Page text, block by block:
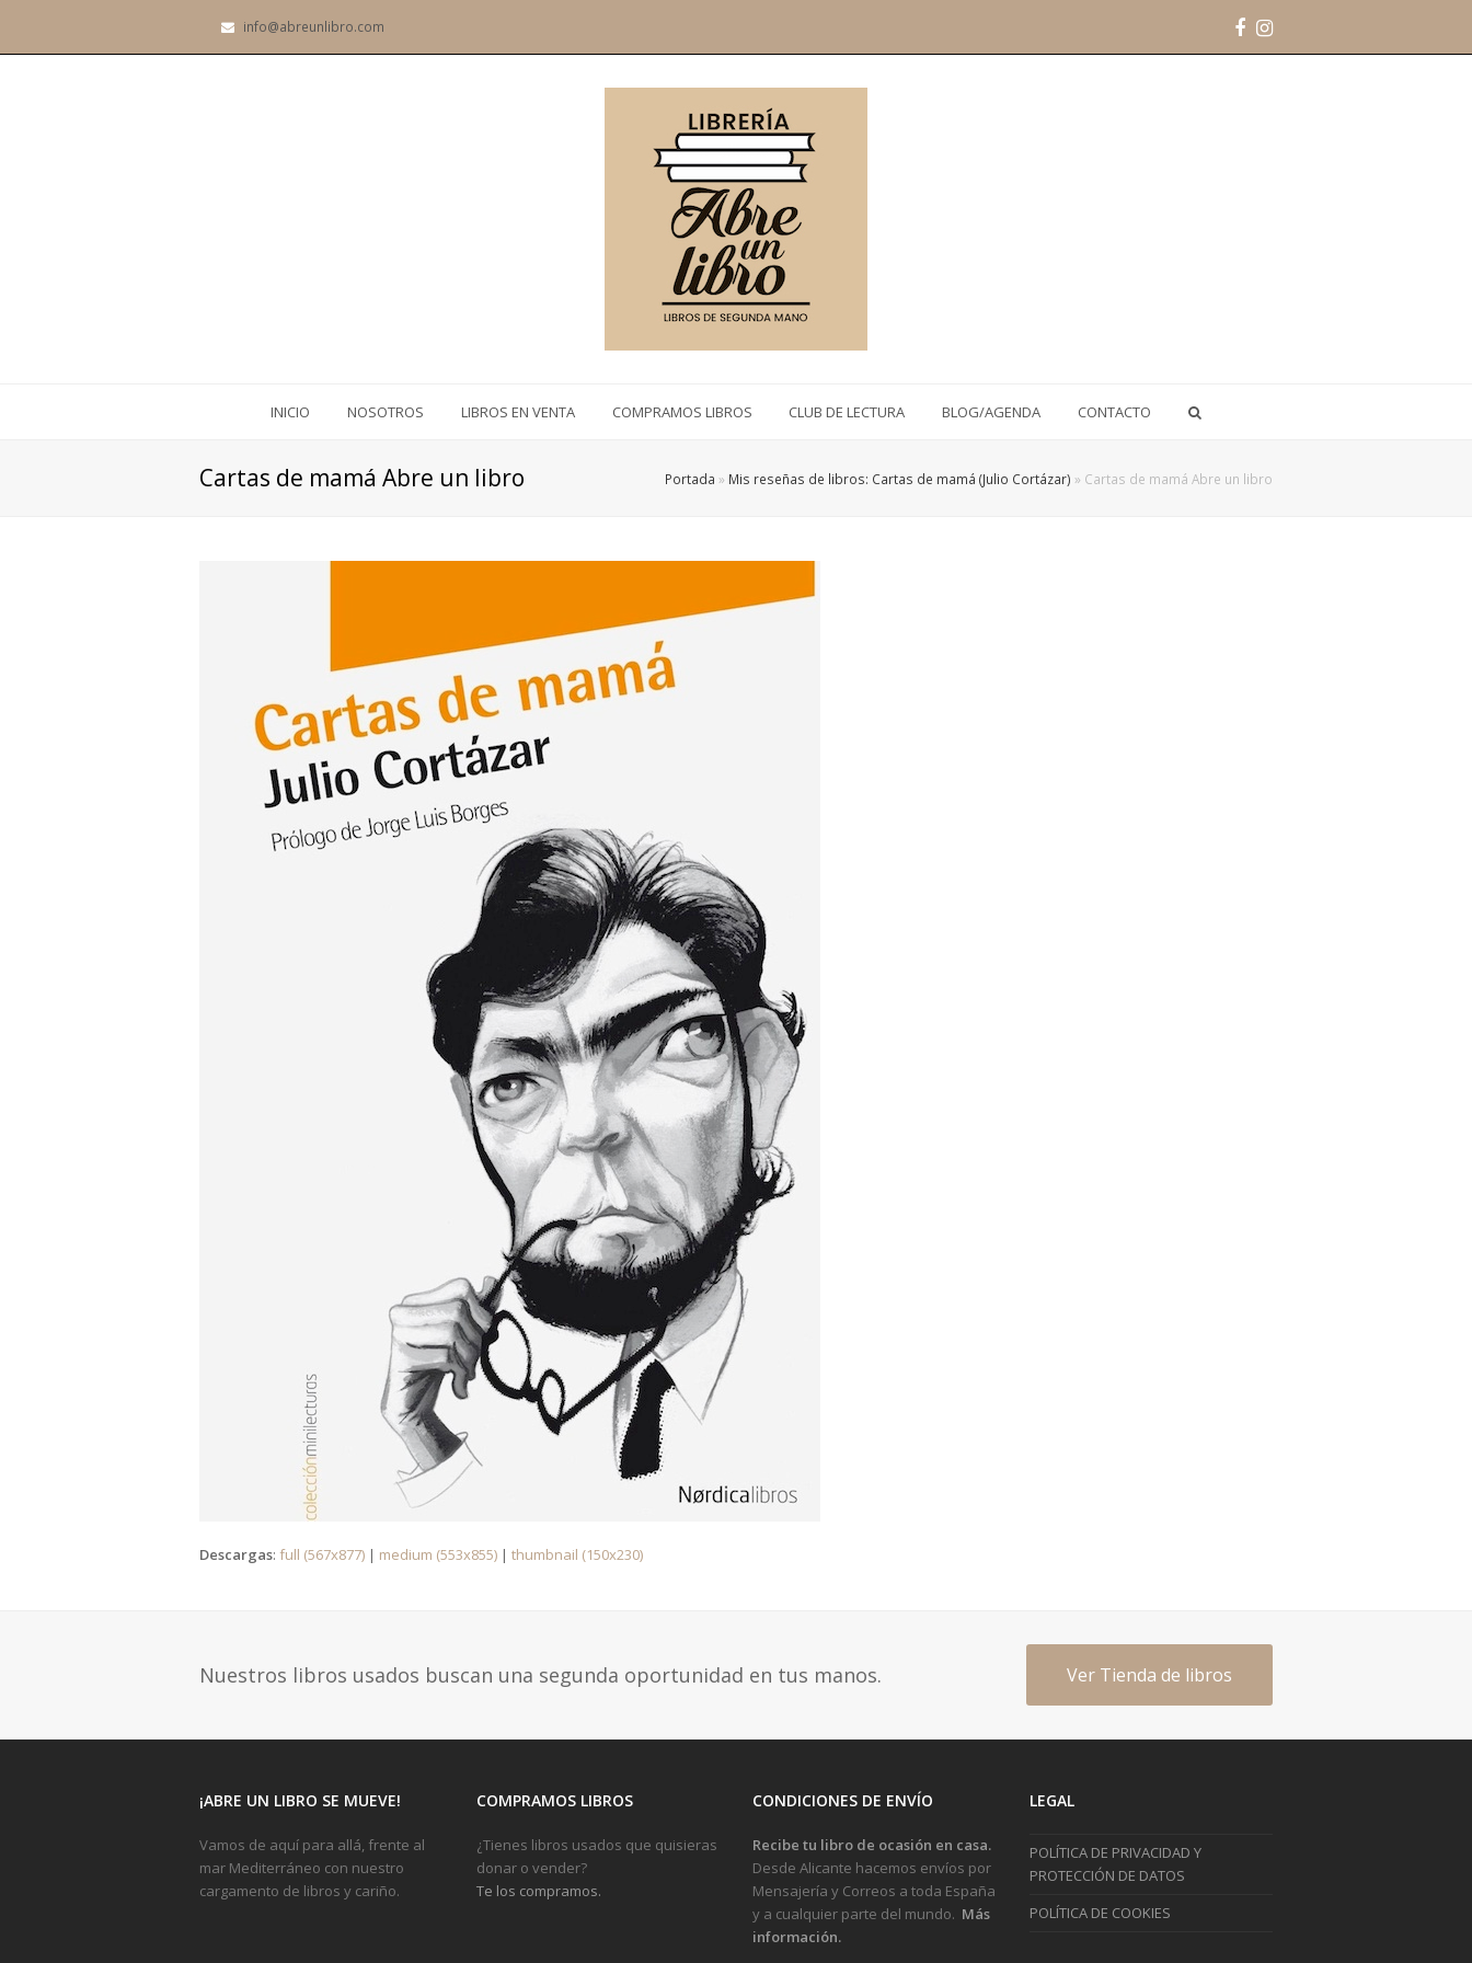
info@abreunlibro.com Facebook
Instagram
INICIO NOSOTROS LIBROS EN VENTA COMPRAMOS LIBROS CLUB DE LECTURA BLOG/AGENDA CONTACTO
Cartas de mamá Abre un libro Portada » Mis reseñas de libros: Cartas de mamá (Julio Cortázar) » Cartas de mamá Abre un libro
Descargas: full (567x877) | medium (553x855) | thumbnail (150x230)
Nuestros libros usados buscan una segunda oportunidad en tus manos. Ver Tienda de libros
¡ABRE UN LIBRO SE MUEVE!
Vamos de aquí para allá, frente al
mar Mediterráneo con nuestro
cargamento de libros y cariño.
COMPRAMOS LIBROS
¿Tienes libros usados que quisieras
donar o vender?
Te los compramos.
CONDICIONES DE ENVÍO
Recibe tu libro de ocasión en casa.
Desde Alicante hacemos envíos por
Mensajería y Correos a toda España
y a cualquier parte del mundo. Más
información.
LEGAL
POLÍTICA DE PRIVACIDAD Y
PROTECCIÓN DE DATOS
POLÍTICA DE COOKIES